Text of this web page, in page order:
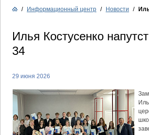
/ Информационный центр / Новости /
Илья Костусенко
34
29 июня 2026